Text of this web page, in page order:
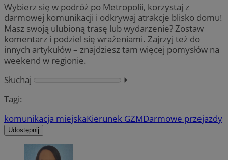
Wybierz się w podróż po Metropolii, korzystaj z
darmowej komunikacji i odkrywaj atrakcje blisko domu!
Masz swoją ulubioną trasę lub wydarzenie? Zostaw
komentarz i podziel się wrażeniami. Zajrzyj też do
innych artykułów – znajdziesz tam więcej pomysłów na
weekend w regionie.
Słuchaj
⏵︎
Tagi:
komunikacja miejskaKierunek GZMDarmowe przejazdy
Udostępnij